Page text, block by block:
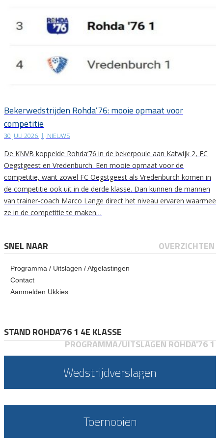
Bekerwedstrijden Rohda’76: mooie opmaat voor
competitie
30 JULI 2026 | NIEUWS
De KNVB koppelde Rohda’76 in de bekerpoule aan Katwijk 2, FC
Oegstgeest en Vredenburch. Een mooie opmaat voor de
competitie, want zowel FC Oegstgeest als Vredenburch komen in
de competitie ook uit in de derde klasse. Dan kunnen de mannen
van trainer-coach Marco Lange direct het niveau ervaren waarmee
ze in de competitie te maken…
SNEL NAAR OVERZICHTEN
Programma / Uitslagen / Afgelastingen
Contact
Aanmelden Ukkies
STAND ROHDA'76 1 4E KLASSE
PROGRAMMA/UITSLAGEN ROHDA'76 1
Wedstrijdverslagen
Toernooien